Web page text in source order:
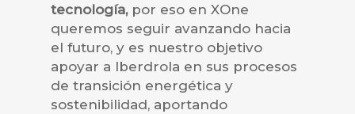
tecnología, por eso en XOne
queremos seguir avanzando hacia
el futuro, y es nuestro objetivo
apoyar a Iberdrola en sus procesos
de transición energética y
sostenibilidad, aportando